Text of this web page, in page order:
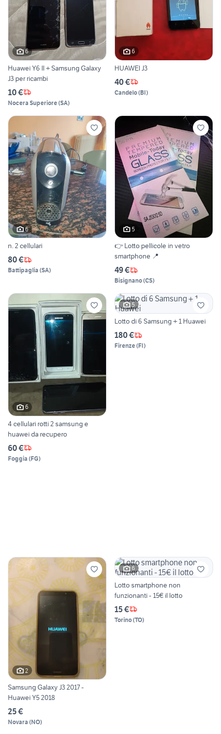
6
Huawei Y6 II + Samsung Galaxy
J3 per ricambi
10 €
Nocera Superiore(SA)
6
HUAWEI J3
40 €
Candelo(BI)
6
n. 2 cellulari
80 €
Battipaglia (SA)
5
👉 Lotto pellicole in vetro
smartphone 📍
49 €
Bisignano(CS)
6
4 cellulari rotti 2 samsung e
huawei da recupero
60 €
Foggia (FG)
5
Lotto di 6 Samsung + 1 Huawei
180 €
Firenze(FI)
2
Samsung Galaxy J3 2017 -
Huawei Y5 2018
25 €
Novara (NO)
6
Lotto smartphone non
funzionanti - 15€ il lotto
15 €
Torino(TO)